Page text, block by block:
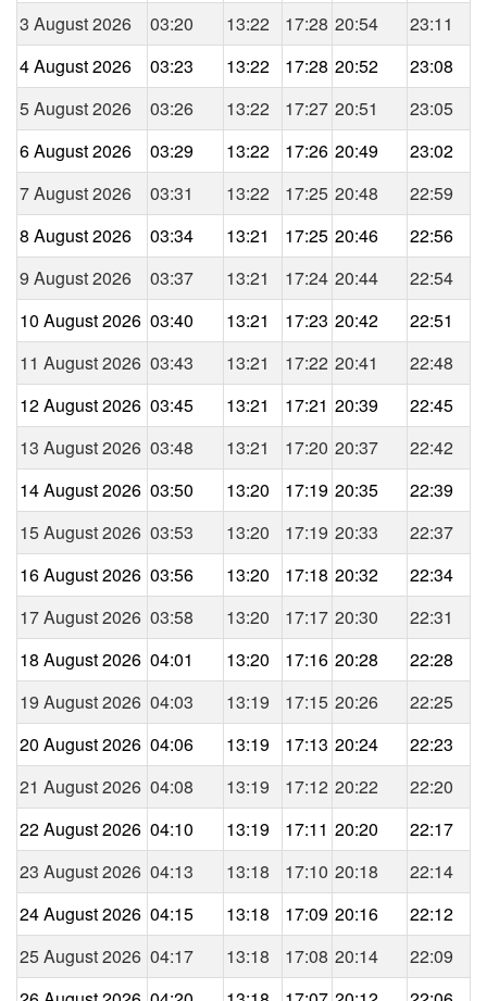
3 August 2026
03:20 13:22 17:28 20:54
23:11
4 August 2026
03:23 13:22 17:28 20:52
23:08
5 August 2026
03:26 13:22 17:27 20:51
23:05
6 August 2026
03:29 13:22 17:26 20:49
23:02
7 August 2026
03:31 13:22 17:25 20:48
22:59
8 August 2026
03:34 13:21 17:25 20:46
22:56
9 August 2026
03:37 13:21 17:24 20:44
22:54
10 August 2026 03:40 13:21 17:23 20:42
22:51
11 August 2026 03:43 13:21 17:22 20:41
22:48
12 August 2026 03:45 13:21 17:21 20:39
22:45
13 August 2026 03:48 13:21 17:20 20:37
22:42
14 August 2026 03:50 13:20 17:19 20:35
22:39
15 August 2026 03:53 13:20 17:19 20:33
22:37
16 August 2026 03:56 13:20 17:18 20:32
22:34
17 August 2026 03:58 13:20 17:17 20:30
22:31
18 August 2026 04:01 13:20 17:16 20:28
22:28
19 August 2026 04:03 13:19 17:15 20:26
22:25
20 August 2026 04:06 13:19 17:13 20:24
22:23
21 August 2026 04:08 13:19 17:12 20:22
22:20
22 August 2026 04:10 13:19 17:11 20:20
22:17
23 August 2026 04:13 13:18 17:10 20:18
22:14
24 August 2026 04:15 13:18 17:09 20:16
22:12
25 August 2026 04:17 13:18 17:08 20:14
22:09